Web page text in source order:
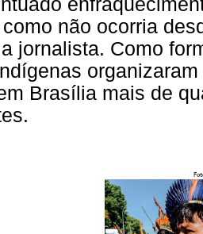
não ocorria
jornalista. Como
Brasília mais de